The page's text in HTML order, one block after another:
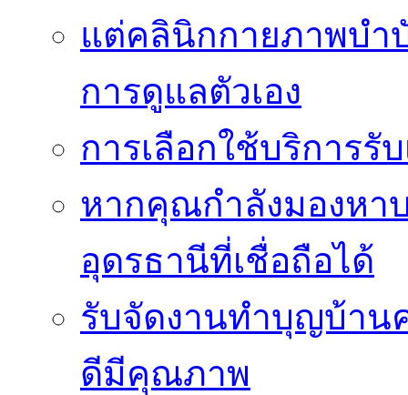
แต่คลินิกกายภาพบำ
การดูแลตัวเอง
การเลือกใช้บริการรั
หากคุณกำลังมองหา
อุดรธานีที่เชื่อถือได้
รับจัดงานทำบุญบ้าน
ดีมีคุณภาพ